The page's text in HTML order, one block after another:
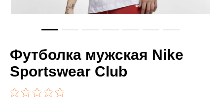
Футболка мужская Nike
Sportswear Club